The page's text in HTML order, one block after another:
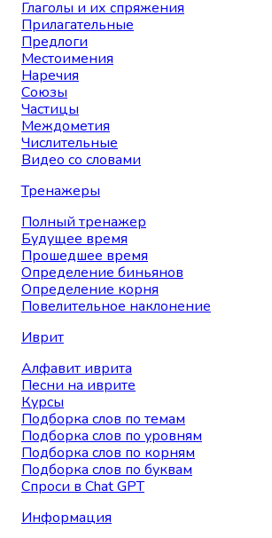
Глаголы и их спряжения
Прилагательные
Предлоги
Местоимения
Наречия
Союзы
Частицы
Междометия
Числительные
Видео со словами
Тренажеры
Полный тренажер
Будущее время
Прошедшее время
Определение биньянов
Определение корня
Повелительное наклонение
Иврит
Алфавит иврита
Песни на иврите
Курсы
Подборка слов по темам
Подборка слов по уровням
Подборка слов по корням
Подборка слов по буквам
Спроси в Chat GPT
Информация